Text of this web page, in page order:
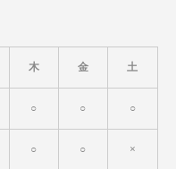
木 金 土
○ ○ ○
○ ○ ×